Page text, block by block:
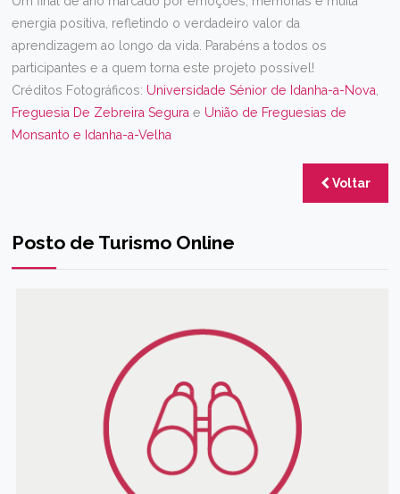
energia positiva, refletindo o verdadeiro valor da
aprendizagem ao longo da vida. Parabéns a todos os
participantes e a quem torna este projeto possível!
Créditos Fotográficos: Universidade Sénior de Idanha-a-Nova,
Freguesia De Zebreira Segura e União de Freguesias de
Monsanto e Idanha-a-Velha
Voltar
Posto de Turismo Online